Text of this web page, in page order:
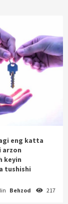
eng katta
arzon
keyin
tushishi
Behzod 217